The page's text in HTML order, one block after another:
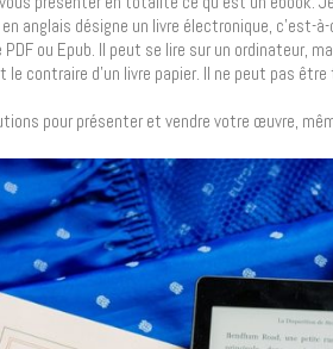
anglais désigne un livre électronique, c’est-
PDF ou Epub. Il peut se lire sur un ordinateur,
le contraire d’un livre papier. Il ne peut pas
pour présenter et vendre votre œuvre,